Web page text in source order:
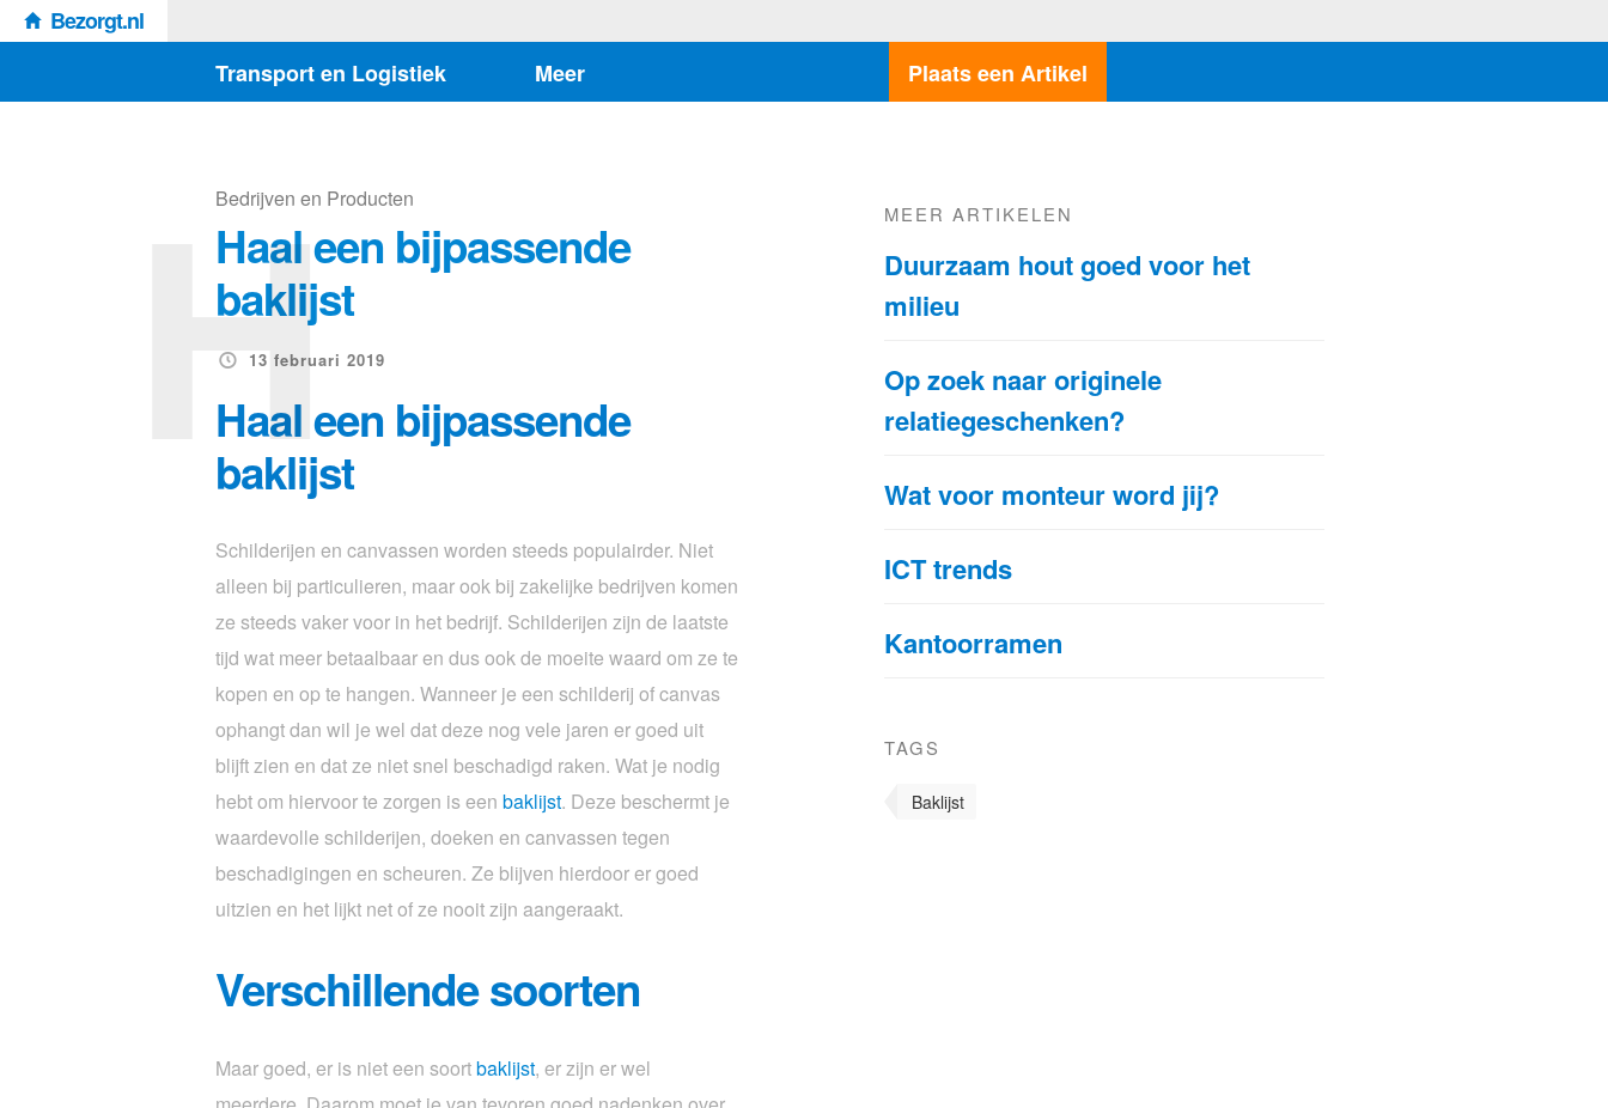
Bezorgt.nl
Transport en Logistiek
Meer Plaats een Artikel
Bedrijven en Producten
Haal een bijpassende
baklijst
13 februari 2019
H
Haal een bijpassende
baklijst
Schilderijen en canvassen worden steeds populairder. Niet
alleen bij particulieren, maar ook bij zakelijke bedrijven komen
ze steeds vaker voor in het bedrijf. Schilderijen zijn de laatste
tijd wat meer betaalbaar en dus ook de moeite waard om ze te
kopen en op te hangen. Wanneer je een schilderij of canvas
ophangt dan wil je wel dat deze nog vele jaren er goed uit
blijft zien en dat ze niet snel beschadigd raken. Wat je nodig
hebt om hiervoor te zorgen is een baklijst. Deze beschermt je
waardevolle schilderijen, doeken en canvassen tegen
beschadigingen en scheuren. Ze blijven hierdoor er goed
uitzien en het lijkt net of ze nooit zijn aangeraakt.
Verschillende soorten
Maar goed, er is niet een soortbaklijst, er zijn er wel
MEER ARTIKELEN
Duurzaam hout goed voor het
milieu
Op zoek naar originele
relatiegeschenken?
Wat voor monteur word jij?
ICT trends
Kantoorramen
TAGS
Baklijst